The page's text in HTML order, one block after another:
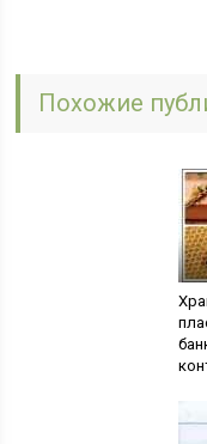
Похожие